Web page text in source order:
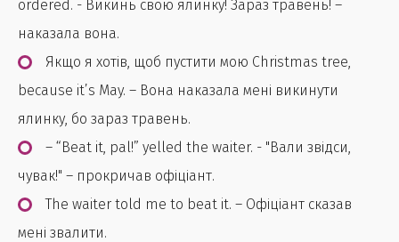
ordered. - Викинь свою ялинку! Зараз травень! –
наказала вона.
Якщо я хотів, щоб пустити мою Christmas tree,
because it’s May. – Вона наказала мені викинути
ялинку, бо зараз травень.
– “Beat it, pal!” yelled the waiter. - "Вали звідси,
чувак!" – прокричав офіціант.
The waiter told me to beat it. – Офіціант сказав
мені звалити.